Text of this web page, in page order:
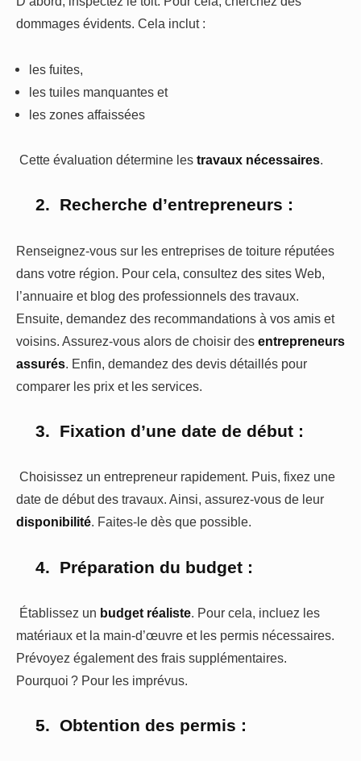
dommages évidents. Cela inclut :
les fuites,
les tuiles manquantes et
les zones affaissées
Cette évaluation détermine les travaux nécessaires.
2. Recherche d’entrepreneurs :
Renseignez-vous sur les entreprises de toiture réputées
dans votre région. Pour cela, consultez des sites Web,
l’annuaire et blog des professionnels des travaux.
Ensuite, demandez des recommandations à vos amis et
voisins. Assurez-vous alors de choisir des entrepreneurs
assurés . Enfin, demandez des devis détaillés pour
comparer les prix et les services.
3. Fixation d’une date de début :
Choisissez un entrepreneur rapidement. Puis, fixez une
date de début des travaux. Ainsi, assurez-vous de leur
disponibilité. Faites-le dès que possible.
4. Préparation du budget :
Établissez un budget réaliste. Pour cela, incluez les
matériaux et la main-d’œuvre et les permis nécessaires.
Prévoyez également des frais supplémentaires.
Pourquoi ? Pour les imprévus.
5. Obtention des permis :